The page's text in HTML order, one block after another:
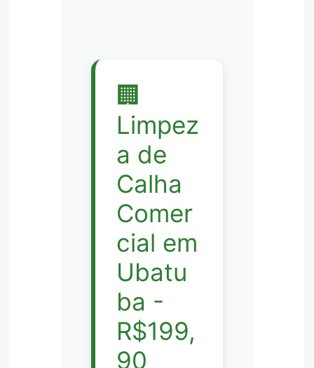
🏢
Limpez
a de
Calha
Comer
cial em
Ubatu
ba -
R$199,
90